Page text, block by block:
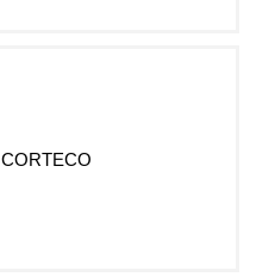
CORTECO